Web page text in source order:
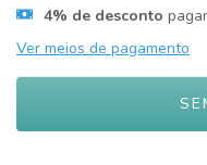
4% de desconto
Ver meios de pagamento